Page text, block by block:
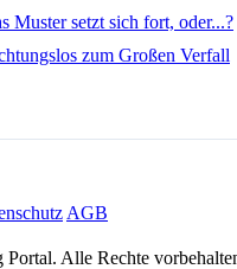
Muster setzt sich fort, oder...?
zum Großen Verfall
AGB
Alle Rechte